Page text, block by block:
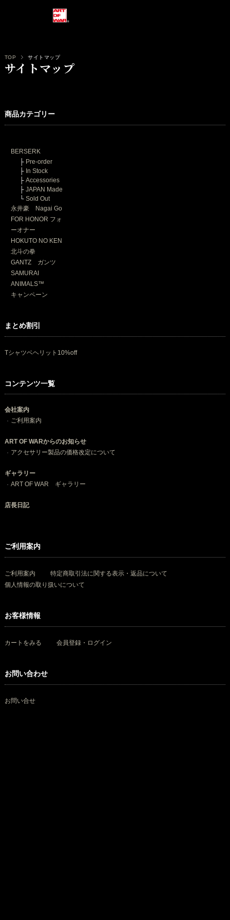
TOP サイトマップ
サイトマップ
商品カテゴリー
BERSERK
├ Pre-order
├ In Stock
├ Accessories
├ JAPAN Made
└ Sold Out
永井豪 Nagai Go
FOR HONOR フォ
ーオナー
HOKUTO NO KEN
北斗の拳
GANTZ ガンツ
SAMURAI
ANIMALS™
キャンペーン
まとめ割引
Tシャツベヘリット10%off
コンテンツ一覧
会社案内
ご利用案内
ART OF WARからのお知らせ
アクセサリー製品の価格改定について
ギャラリー
ART OF WAR ギャラリー
店長日記
ご利用案内
ご利用案内
特定商取引法に関する表示・返品について
個人情報の取り扱いについて
お客様情報
カートをみる 会員登録・ログイン
お問い合わせ
お問い合せ